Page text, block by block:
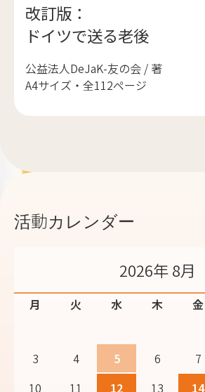
改訂版：
ドイツで送る老後
公益法人DeJaK-友の会 / 著
A4サイズ・全112ページ
活動カレンダー
2026年 8月
月 火 水 木 金
3
4 5 6 7
10
11 12 13 14